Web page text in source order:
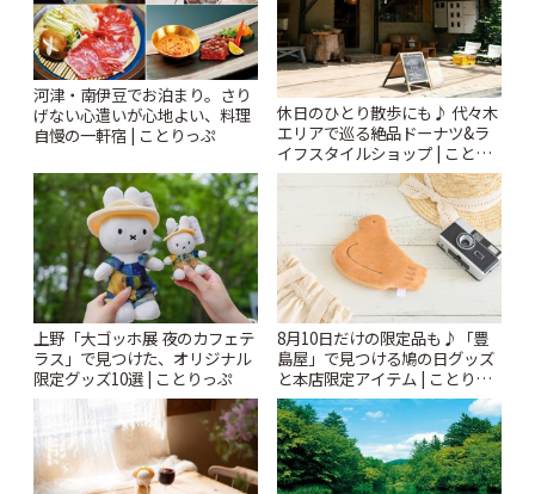
河津・南伊豆でお泊まり。さり
げない心遣いが心地よい、料理
自慢の一軒宿 | ことりっぷ
休日のひとり散歩にも♪ 代々木
エリアで巡る絶品ドーナツ&ラ
イフスタイルショップ | ことり
っぷ
上野「大ゴッホ展 夜のカフェテ
ラス」で見つけた、オリジナル
限定グッズ10選 | ことりっぷ
8月10日だけの限定品も♪「豊
島屋」で見つける鳩の日グッズ
と本店限定アイテム | ことりっ
ぷ